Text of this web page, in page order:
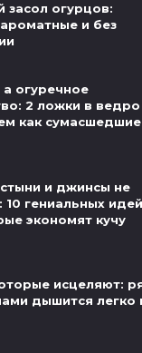
засол огурцов:
и без
огуречное
2 ложки в
как
и джинсы не
10 гениальных
экономят кучу
исцеляют:
дышится легко